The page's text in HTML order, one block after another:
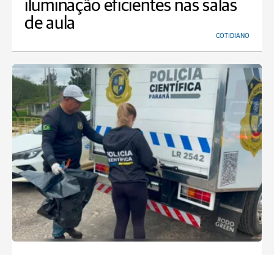
iluminação eficientes nas salas
de aula
COTIDIANO